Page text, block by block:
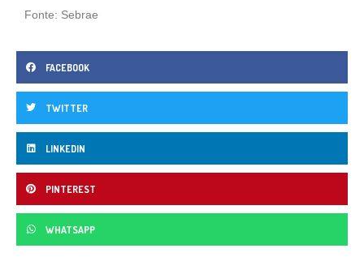
Fonte: Sebrae
FACEBOOK
TWITTER
LINKEDIN
PINTEREST
WHATSAPP